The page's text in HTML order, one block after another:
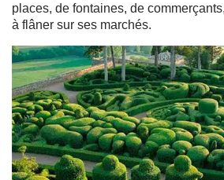
places, de fontaines, de
à flâner sur ses marchés.